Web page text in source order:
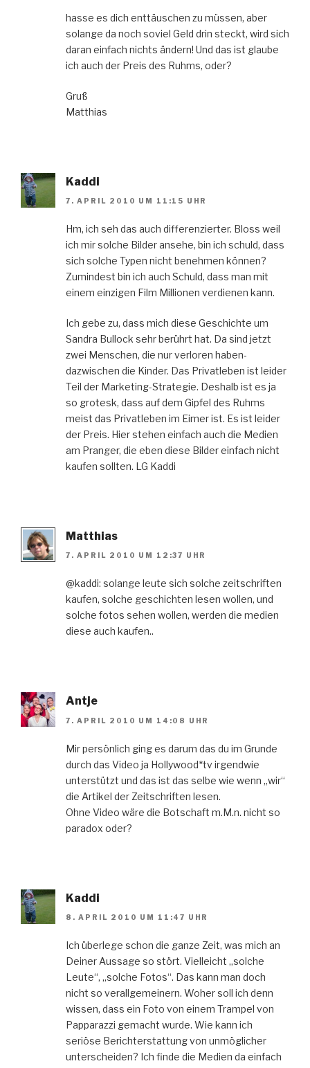
hasse es dich enttäuschen zu müssen, aber
solange da noch soviel Geld drin steckt, wird sich
daran einfach nichts ändern! Und das ist glaube
ich auch der Preis des Ruhms, oder?
Gruß
Matthias
Kaddi
7. APRIL 2010 UM 11:15 UHR
Hm, ich seh das auch differenzierter. Bloss weil
ich mir solche Bilder ansehe, bin ich schuld, dass
sich solche Typen nicht benehmen können?
Zumindest bin ich auch Schuld, dass man mit
einem einzigen Film Millionen verdienen kann.
Ich gebe zu, dass mich diese Geschichte um
Sandra Bullock sehr berührt hat. Da sind jetzt
zwei Menschen, die nur verloren haben-
dazwischen die Kinder. Das Privatleben ist leider
Teil der Marketing-Strategie. Deshalb ist es ja
so grotesk, dass auf dem Gipfel des Ruhms
meist das Privatleben im Eimer ist. Es ist leider
der Preis. Hier stehen einfach auch die Medien
am Pranger, die eben diese Bilder einfach nicht
kaufen sollten. LG Kaddi
Matthias
7. APRIL 2010 UM 12:37 UHR
@kaddi: solange leute sich solche zeitschriften
kaufen, solche geschichten lesen wollen, und
solche fotos sehen wollen, werden die medien
diese auch kaufen..
Antje
7. APRIL 2010 UM 14:08 UHR
Mir persönlich ging es darum das du im Grunde
durch das Video ja Hollywood*tv irgendwie
unterstützt und das ist das selbe wie wenn „wir“
die Artikel der Zeitschriften lesen.
Ohne Video wäre die Botschaft m.M.n. nicht so
paradox oder?
Kaddi
8. APRIL 2010 UM 11:47 UHR
Ich überlege schon die ganze Zeit, was mich an
Deiner Aussage so stört. Vielleicht „solche
Leute“, „solche Fotos“. Das kann man doch
nicht so verallgemeinern. Woher soll ich denn
wissen, dass ein Foto von einem Trampel von
Papparazzi gemacht wurde. Wie kann ich
seriöse Berichterstattung von unmöglicher
unterscheiden? Ich finde die Medien da einfach